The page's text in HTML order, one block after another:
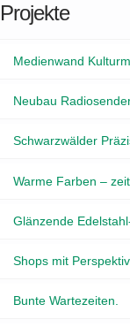
Projekte
Medienwand
Neubau
Schwarzwälder
Warme Farben –
Glänzende
Shops mit
Bunte Wartezeiten.